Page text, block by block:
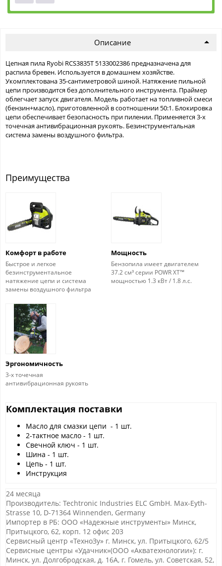
Описание
Цепная пила Ryobi RCS3835T 5133002386 предназначена для
распила бревен. Используется в домашнем хозяйстве.
Укомплектована 35-сантиметровой шиной. Натяжение пильной
цепи производится без дополнительного инструмента. Праймер
облегчает запуск двигателя. Модель работает на топливной смеси
(бензин+масло), приготовленной в соотношении 50:1. Блокировка
цепи обеспечивает безопасность при пилении. Применяется 3-х
точечная антивибрационная рукоять. Безинструментальная
система замены воздушного фильтра.
Преимущества
Комфорт в работе
Быстрое и легкое
безинструментальное
натяжение цепи и система
замены воздушного фильтра
Мощность
Бензопила имеет двигателем
37.2 см³ серии POWR XT™
мощностью 1.3 кВт / 1.8 л.с.
Эргономичность
3-х точечная
антивибрационная рукоять
Комплектация поставки
Масло для смазки цепи - 1 шт.
2-тактное масло - 1 шт.
Свечной ключ - 1 шт.
Шина - 1 шт.
Цепь - 1 шт.
Инструкция
24 месяца
Производитель: Techtronic Industries ELC GmbH. Max-Eyth-
Strasse 10, D-71364 Winnenden, Germany
Импортер в РБ: ООО «Надежные инструменты» Минск,
Притыцкого, 62, корп. 12 офис 203
Сервисный центр «ТехноЗу» г. Минск, ул. Притыцкого, 62/5
Сервисные центры «Удачник»(ООО «Акватехнологии»): г.
Минск, ул. Долгобродская, д. 16А, г. Гомель, ул. Советская, 52,